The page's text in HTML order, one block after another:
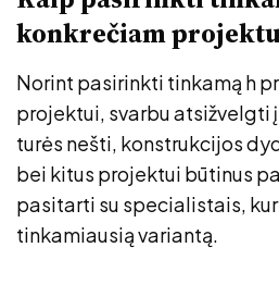
konkrečiam
Norint pasirinkti tinkamą h
projektui, svarbu atsižvelgti
turės nešti, konstrukcijos
bei kitus projektui būtinus
pasitarti su specialistais,
tinkamiausią variantą.